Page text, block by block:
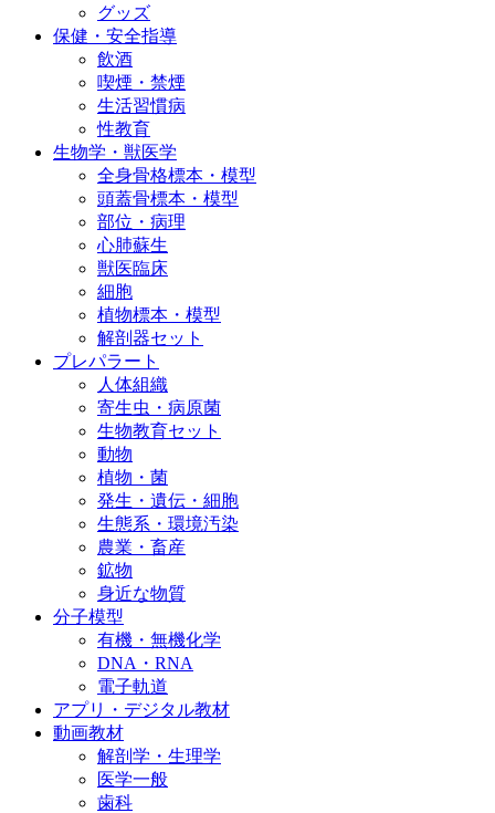
グッズ
保健・安全指導
飲酒
喫煙・禁煙
生活習慣病
性教育
生物学・獣医学
全身骨格標本・模型
頭蓋骨標本・模型
部位・病理
心肺蘇生
獣医臨床
細胞
植物標本・模型
解剖器セット
プレパラート
人体組織
寄生虫・病原菌
生物教育セット
動物
植物・菌
発生・遺伝・細胞
生態系・環境汚染
農業・畜産
鉱物
身近な物質
分子模型
有機・無機化学
DNA・RNA
電子軌道
アプリ・デジタル教材
動画教材
解剖学・生理学
医学一般
歯科